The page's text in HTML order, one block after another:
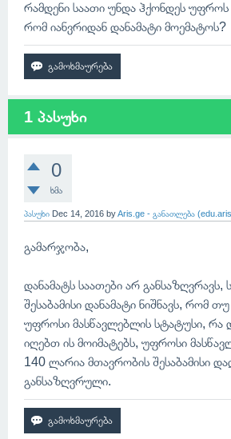
რამდენი საათი უნდა ჰქონდეს უფროს
რომ იანვრიდან დანამატი მოემატოს?
1 პასუხი
0
ხმა
პასუხი Dec 14, 2016 byAris.ge - განათლება
გამარჯობა,
დანამატს საათები არ განსაზღვრავს,
შესაბამისი დანამატი ნიშნავს, რომ
უფროსი მასწავლებლის სტატუსი, რა
იღებთ ის მოიმატებს, უფროსი
140 ლარია მთავრობის შესაბამისი
განსაზღვრული.